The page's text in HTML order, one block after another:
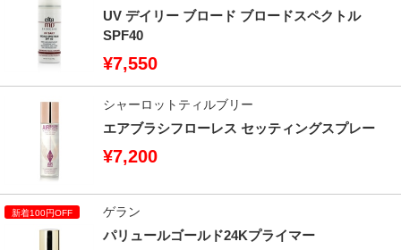
UV デイリー ブロード ブロードスペクトル
SPF40
¥7,550
シャーロットティルブリー
エアブラシフローレス セッティングスプレー
¥7,200
ゲラン
パリュールゴールド24Kプライマー